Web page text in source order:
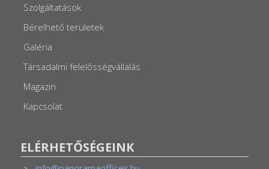
Szolgáltatások
Bérelhető területek
Galéria
Társadalmi felelősségvállalás
Magazin
Kapcsolat
ELÉRHETŐSÉGEINK